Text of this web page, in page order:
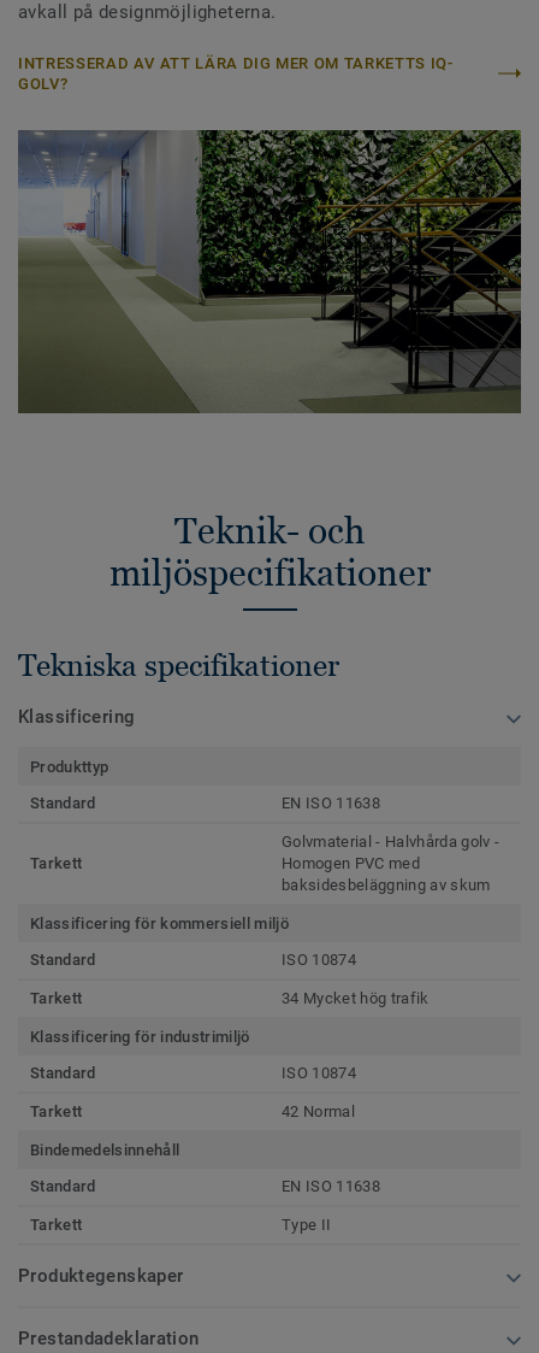
avkall på designmöjligheterna.
INTRESSERAD AV ATT LÄRA DIG MER OM TARKETTS IQ-
GOLV?
Teknik- och
miljöspecifikationer
Tekniska specifikationer
Klassificering
Produkttyp
Standard
EN ISO 11638
Tarkett
Golvmaterial - Halvhårda golv -
Homogen PVC med
baksidesbeläggning av skum
Klassificering för kommersiell miljö
Standard
ISO 10874
Tarkett 34 Mycket hög trafik
Klassificering för industrimiljö
Standard
ISO 10874
Tarkett 42 Normal
Bindemedelsinnehåll
Standard
EN ISO 11638
Tarkett Type II
Produktegenskaper
Prestandadeklaration